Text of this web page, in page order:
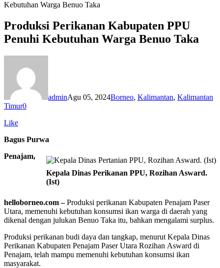
Kebutuhan Warga Benuo Taka
Produksi Perikanan Kabupaten PPU
Penuhi Kebutuhan Warga Benuo Taka
adminAgu 05, 2024Borneo, Kalimantan, Kalimantan
Timur0
Like
Bagus Purwa
Kepala Dinas Perikanan PPU, Rozihan Asward.
(Ist)
Penajam,
helloborneo.com –Produksi perikanan Kabupaten Penajam Paser
Utara, memenuhi kebutuhan konsumsi ikan warga di daerah yang
dikenal dengan julukan Benuo Taka itu, bahkan mengalami surplus.
Produksi perikanan budi daya dan tangkap, menurut Kepala Dinas
Perikanan Kabupaten Penajam Paser Utara Rozihan Asward di
Penajam, telah mampu memenuhi kebutuhan konsumsi ikan
masyarakat.